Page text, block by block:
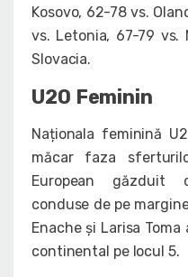
Kosovo, 62-78 vs.
vs. Letonia, 67-79 vs.
Slovacia.
U20 Feminin
Naționala feminină
măcar faza
European găzduit
conduse de pe
Enache și Larisa
continental pe locul 5.